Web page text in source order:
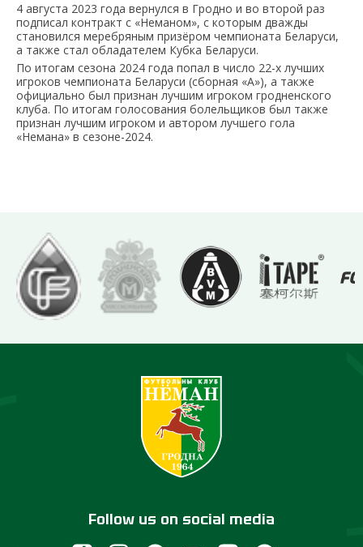
4 августа 2023 года вернулся в Гродно и во второй раз
подписал контракт с «Неманом», с которым дважды
становился меребряным призёром чемпионата Беларуси,
а также стал обладателем Кубка Беларуси.
По итогам сезона 2024 года попал в число 22-х лучших
игроков чемпионата Беларуси (сборная «А»), а также
официально был признан лучшим игроком гродненского
клуба. По итогам голосования болельщиков был также
признан лучшим игроком и автором лучшего гола
«Немана» в сезоне-2024.
Follow us on social media